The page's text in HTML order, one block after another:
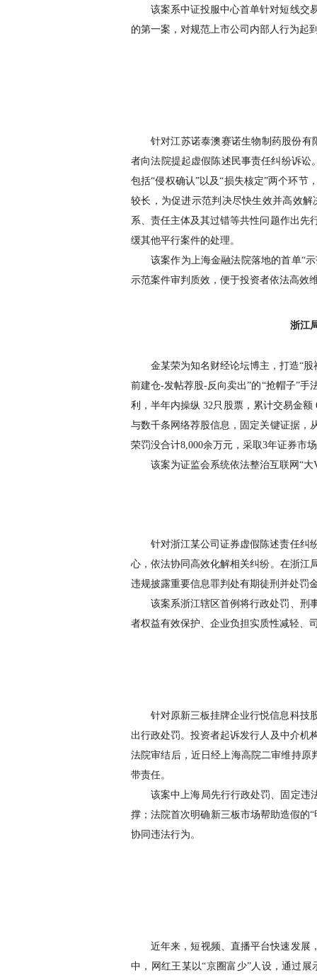
该案系中证投服中心首单针对短线交
的第一案，对规范上市公司内部人行为起
针对江苏诺泰澳赛诺生物制药股份有
者向法院提起虚假陈述民事责任纠纷诉讼
包括“侵权确认”以及“损失核定”两个环节
较长，为促进示范判决尽快生效并高效
系、责任主体及其过错等共性问题作出先
缓其他平行案件的处理。
该案作为上海金融法院落地的首单“
示范案件审判质效，便于投资者依法高效
浙江
金某荣为知名财经论坛博主，打造“股
前建仓-发帖荐股-反向卖出”的“抢帽子”手
利，半年内操纵32只股票，累计交易金额
与数千条网络荐股信息，固定关键证据，
荣罚没合计8,000余万元，采取3年证券市
该案为证监会系统依法整治互联网 “大
针对浙江某公司证券虚假陈述责任纠
心，依法协同高效化解相关纠纷。在浙江
违规披露重要信息罪判处有期徒刑并处罚
该案系浙江辖区首例将行政处罚、刑
者权益有效保护、企业负担实质性减轻、
针对原新三板挂牌企业行悦信息科技
出行政处罚。投资者起诉发行人及中介机
法院审结后，近日经上海高院二审维持原
带责任。
该案中上海局先行行政处罚、固定违
撑；法院首次明确新三板市场帮助造假的“
协同违法行为。
近年来，短视频、直播平台快速发展
中，网红王某以“京圈富少”人设，通过展